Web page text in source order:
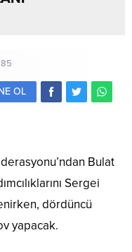
OL
Bulat
Sergei
dördüncü
yapacak.